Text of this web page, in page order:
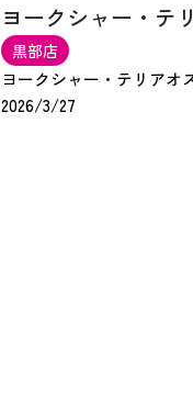
ヨークシャー・テ
黒部店
ヨークシャー・テリアオ
2026/3/27